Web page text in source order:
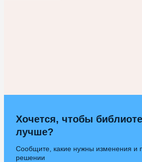
Хочется, чтобы
лучше?
Сообщите, какие нужны изменения и
решении